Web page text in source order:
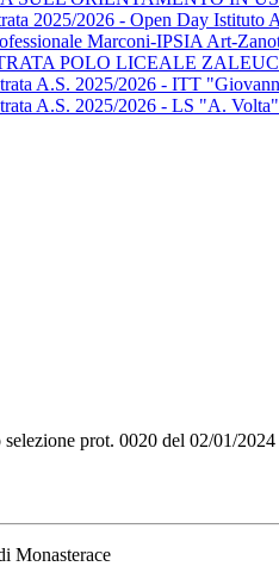
2025/2026 - Open Day Istituto
Marconi-IPSIA Art-
POLO LICEALE
A.S. 2025/2026 - ITT
A.S. 2025/2026 - LS "A.
prot. 0020 del 02/01/2024
Monasterace